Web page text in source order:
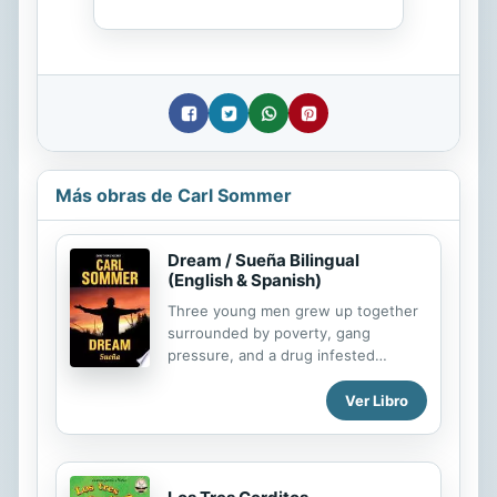
Más obras de Carl Sommer
Dream / Sueña Bilingual
(English & Spanish)
Three young men grew up together
surrounded by poverty, gang
pressure, and a drug infested
environment. They are encouraged
to dare to dream big dreams; two
become successful and one ends up
misterio que lo intriga. Su padre,
Nelson, y el mejor amigo de su
Ver Libro